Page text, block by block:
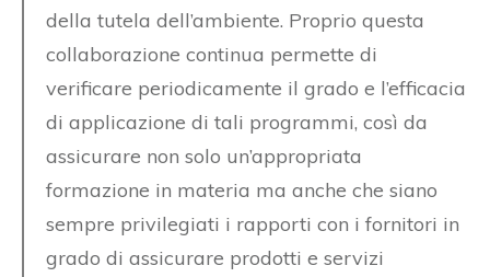
della tutela dell’ambiente. Proprio questa
collaborazione continua permette di
verificare periodicamente il grado e l’efficacia
di applicazione di tali programmi, così da
assicurare non solo un’appropriata
formazione in materia ma anche che siano
sempre privilegiati i rapporti con i fornitori in
grado di assicurare prodotti e servizi